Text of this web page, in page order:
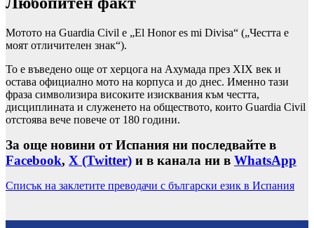
Мотото на Guardia Civil е „El Honor es mi Divisa“ („Честта е
моят отличителен знак“).
То е въведено още от херцога на Ахумада през XIX век и
остава официално мото на корпуса и до днес. Именно тази
фраза символизира високите изисквания към честта,
дисциплината и служенето на обществото, които Guardia Civil
отстоява вече повече от 180 години.
За още новини от Испания ни последвайте в
Facebook, X (Twitter) и в канала ни в WhatsApp
Списък на заклетите преводачи с български език в Испания